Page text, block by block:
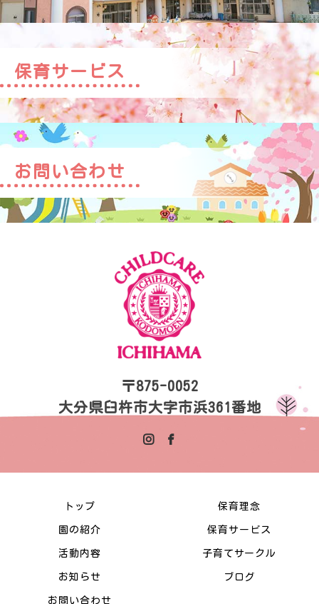
保育サービス
お問い合わせ
〒875-0052
大分県臼杵市大字市浜361番地
トップ 保育理念
園の紹介 保育サービス
活動内容 子育てサークル
お知らせ ブログ
お問い合わせ